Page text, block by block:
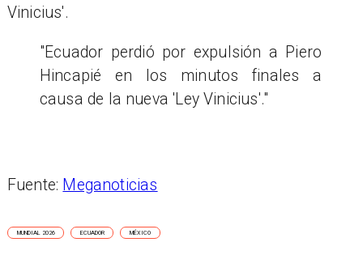
Vinicius'.
"Ecuador perdió por expulsión a Piero
Hincapié en los minutos finales a
causa de la nueva 'Ley Vinicius'."
Fuente: Meganoticias
MUNDIAL 2026 ECUADOR MÉXICO